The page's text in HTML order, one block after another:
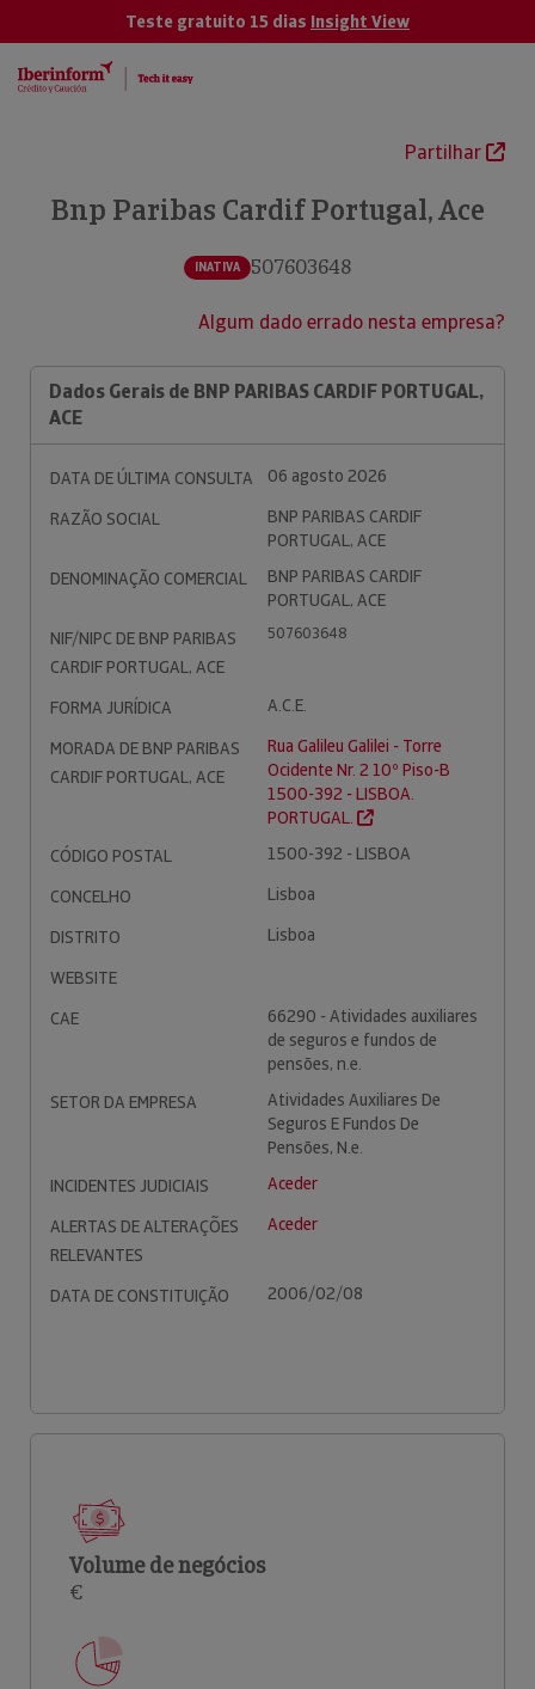
Teste gratuito 15 dias Insight View
Partilhar
Bnp Paribas Cardif Portugal, Ace
INATIVA 507603648
Algum dado errado nesta empresa?
Dados Gerais de BNP PARIBAS CARDIF PORTUGAL,
ACE
DATA DE ÚLTIMA CONSULTA
06 agosto 2026
RAZÃO SOCIAL
BNP PARIBAS CARDIF
PORTUGAL, ACE
DENOMINAÇÃO COMERCIAL
BNP PARIBAS CARDIF
PORTUGAL, ACE
NIF/NIPC DE BNP PARIBAS
CARDIF PORTUGAL, ACE
507603648
FORMA JURÍDICA
A.C.E.
MORADA DE BNP PARIBAS
CARDIF PORTUGAL, ACE
Rua Galileu Galilei - Torre
Ocidente Nr. 2 10º Piso-B
1500-392 - LISBOA.
PORTUGAL.
CÓDIGO POSTAL
1500-392 - LISBOA
CONCELHO
Lisboa
DISTRITO
Lisboa
WEBSITE
CAE
66290 - Atividades auxiliares
de seguros e fundos de
pensões, n.e.
SETOR DA EMPRESA
Atividades Auxiliares De
Seguros E Fundos De
Pensões, N.e.
INCIDENTES JUDICIAIS
Aceder
ALERTAS DE ALTERAÇÕES
RELEVANTES
Aceder
DATA DE CONSTITUIÇÃO 2006/02/08
Volume de negócios
€